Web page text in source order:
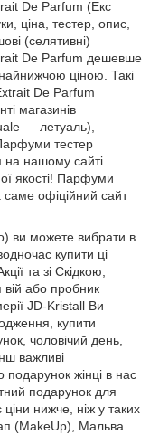
De Parfum (Екс
ціна, тестер, опис,
(селятивні)
De Parfum дешевше
ціною. Такі
De Parfum
магазинів
— летуаль),
тестер
на нашому сайті
якості! Парфуми
офіційний сайт
ви можете вибрати в
купити ці
та зі Скідкою,
або пробник
JD-Kristall Ви
купити
чоловічий день,
важливі
подарунок жінці в нас
подарунок для
нижче, ніж у таких
(MakeUp), Мальва